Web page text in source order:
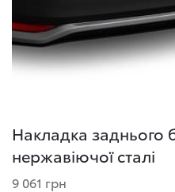
Накладка заднього
нержавіючої сталі
9 061 грн